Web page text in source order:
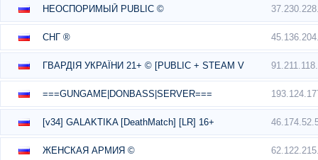
HEOCПOPИMЫЙ PUBLIC ©
СНГ ®
ГВАРДІЯ УКРАЇНИ 21+ © [PUBLIC + STEAM VIP]
===GUNGAME|DONBASS|SERVER===
[v34] GALAKTIKA [DeathMatch] [LR] 16+
ЖЕНСКАЯ АРМИЯ ©